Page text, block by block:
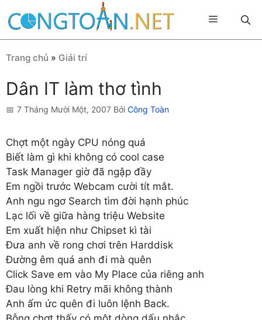
đến
Menu
Trang chủ » Giải trí
Dân IT làm thơ tình
7 Tháng Mười Một, 2007 Bởi Công Toàn
Chợt một ngày CPU nóng quá
Biết làm gì khi không có cool case
Task Manager giờ đã ngập đầy
Em ngồi trước Webcam cười tít mắt.
Anh ngu ngơ Search tìm đời hạnh phúc
Lạc lối về giữa hàng triệu Website
Em xuất hiện như Chipset kì tài
Đưa anh về rong chơi trên Harddisk
Đường êm quá anh đi mà quên
Click Save em vào My Place của riêng anh
Đau lòng khi Retry mãi không thành
Anh ấm ức quên đi luôn lệnh Back.